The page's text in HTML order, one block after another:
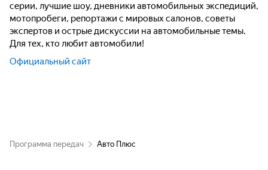
Автомобили. 146-я серия
Подержанные автомобили. 389-я серия -
серии, лучшие шоу, дневники автомобильных экспедиций,
мотопробеги, репортажи с мировых салонов, советы
экспертов и острые дискуссии на автомобильные темы.
Для тех, кто любит автомобили!
Официальный сайт
Программа передач Авто Плюс